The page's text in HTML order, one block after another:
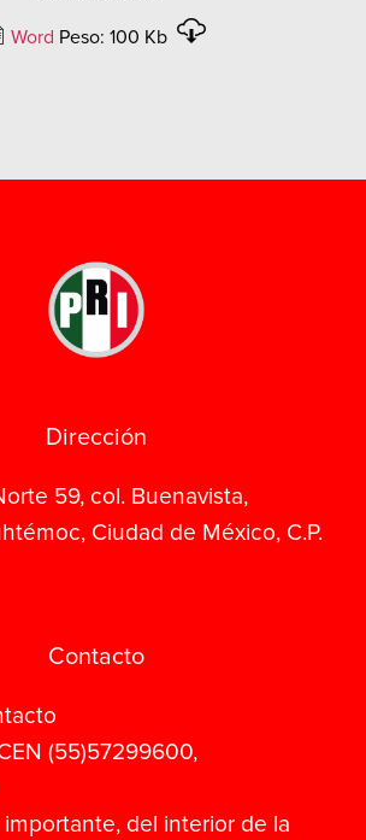
Word Peso: 100 Kb
Dirección
59, col. Buenavista,
Ciudad de México, C.P.
Contacto
(55)57299600,
del interior de la